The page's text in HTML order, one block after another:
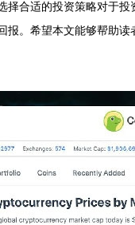
择合适的投资策略对于
报。希望本文能够帮助